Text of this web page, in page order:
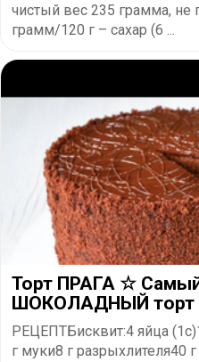
чистый вес 235 грамма, не
грамм/120 г – сахар (6 ...
Торт ПРАГА ☆
ШОКОЛАДНЫЙ торт
РЕЦЕПТБисквит:4 яйца
г муки8 г разрыхлителя40